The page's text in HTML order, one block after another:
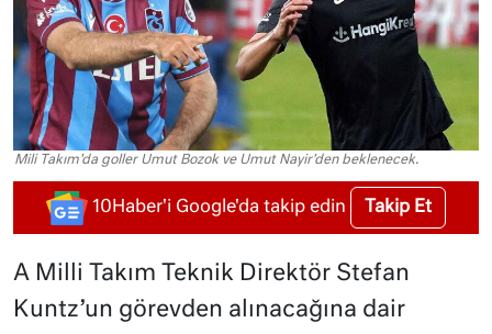
Mili Takım'da goller Umut Bozok ve Umut Nayir'den beklenecek.
10Haber'i Google'da takip edin Takip Et
A Milli Takım Teknik Direktör Stefan
Kuntz’un görevden alınacağına dair